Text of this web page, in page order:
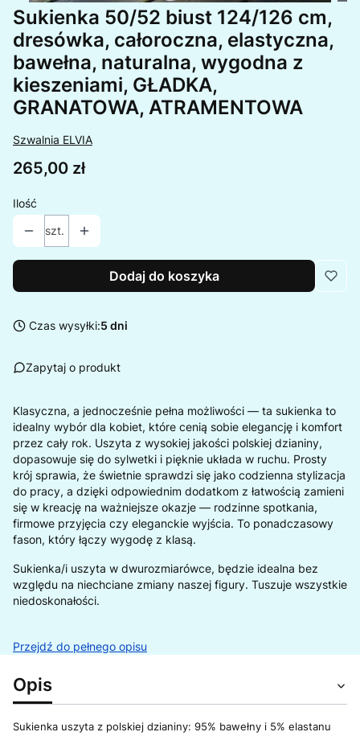
Sukienka 50/52 biust 124/126 cm,
dresówka, całoroczna, elastyczna,
bawełna, naturalna, wygodna z
kieszeniami, GŁADKA,
GRANATOWA, ATRAMENTOWA
Szwalnia ELVIA
Cena
265,00 zł
Ilość
szt.
Dodaj do koszyka
Czas wysyłki:5 dni
Zapytaj o produkt
Klasyczna, a jednocześnie pełna możliwości — ta sukienka to
idealny wybór dla kobiet, które cenią sobie elegancję i komfort
przez cały rok. Uszyta z wysokiej jakości polskiej dzianiny,
dopasowuje się do sylwetki i pięknie układa w ruchu. Prosty
krój sprawia, że świetnie sprawdzi się jako codzienna stylizacja
do pracy, a dzięki odpowiednim dodatkom z łatwością zamieni
się w kreację na ważniejsze okazje — rodzinne spotkania,
firmowe przyjęcia czy eleganckie wyjścia. To ponadczasowy
fason, który łączy wygodę z klasą.
Sukienka/i uszyta w dwurozmiarówce, będzie idealna bez
względu na niechciane zmiany naszej figury. Tuszuje wszystkie
niedoskonałości.
Przejdź do pełnego opisu
Opis
Sukienka uszyta z polskiej dzianiny: 95% bawełny i 5% elastanu